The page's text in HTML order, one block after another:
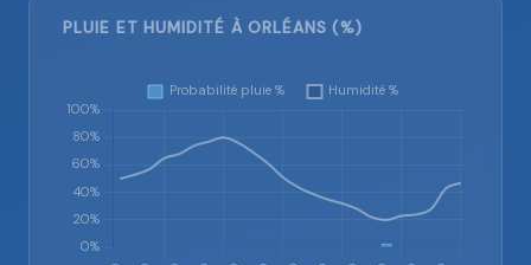
PLUIE ET HUMIDITÉ À ORLÉANS (%)